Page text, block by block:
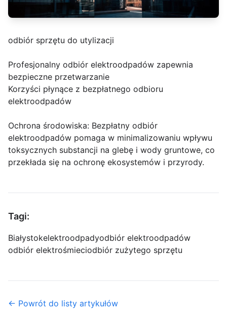
odbiór sprzętu do utylizacji
Profesjonalny odbiór elektroodpadów zapewnia
bezpieczne przetwarzanie
Korzyści płynące z bezpłatnego odbioru
elektroodpadów
Ochrona środowiska: Bezpłatny odbiór
elektroodpadów pomaga w minimalizowaniu wpływu
toksycznych substancji na glebę i wody gruntowe, co
przekłada się na ochronę ekosystemów i przyrody.
Tagi:
Białystokelektroodpadyodbiór elektroodpadów
odbiór elektrośmieciodbiór zużytego sprzętu
← Powrót do listy artykułów